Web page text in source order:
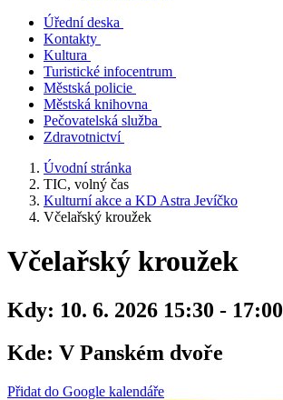
Úřední deska
Kontakty
Kultura
Turistické infocentrum
Městská policie
Městská knihovna
Pečovatelská služba
Zdravotnictví
Úvodní stránka
TIC, volný čas
Kulturní akce a KD Astra Jevíčko
Včelařský kroužek
Včelařský kroužek
Kdy: 10. 6. 2026 15:30 - 17:00
Kde: V Panském dvoře
Přidat do Google kalendáře